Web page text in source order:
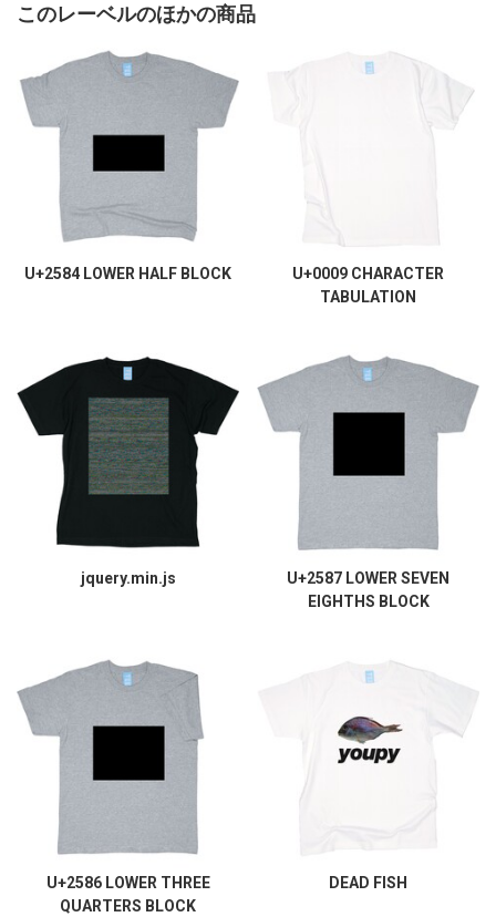
このレーベルのほかの商品
U+2584 LOWER HALF BLOCK
U+0009 CHARACTER
TABULATION
jquery.min.js
U+2587 LOWER SEVEN
EIGHTHS BLOCK
U+2586 LOWER THREE
QUARTERS BLOCK
DEAD FISH